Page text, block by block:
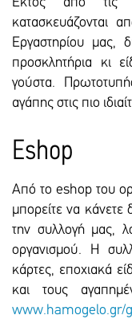
κατασκευάζονται
Εργαστηρίου μας,
προσκλητήρια κι
γούστα.
αγάπης στις πιο
Eshop
Από το eshop του
μπορείτε να
την συλλογή μας,
οργανισμού. Η
κάρτες, εποχιακά
και τους
www.hamogelo.gr/